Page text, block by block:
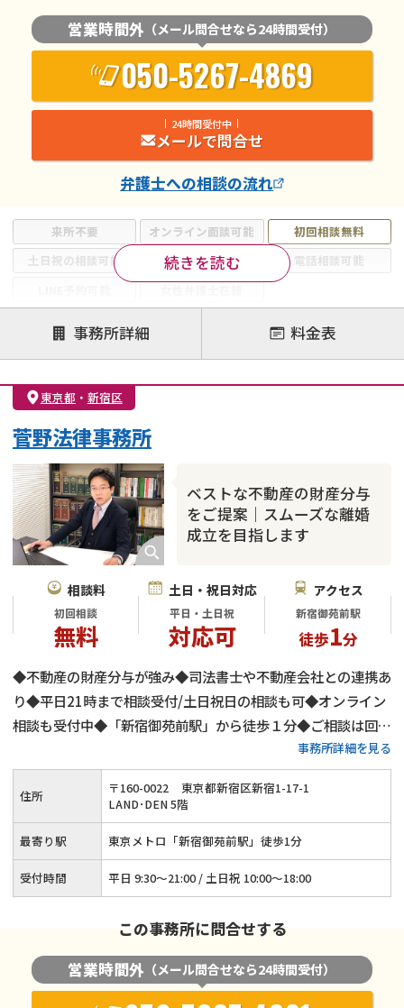
来所不要 オンライン面談可能
初回相談無料
土日祝の相談可能
19時以降電話可能
電話相談可能
注力案件
離婚前相談
離婚調停
離婚裁判
親権・面会交流権
DV
モラハラ
不貞・不倫慰謝料請求
財産分与
続きを読む
営業時間外 （メール問合せなら24時間受付）
050-5267-4869
24時間受付中
メールで問合せ
弁護士への相談の流れ
事務所詳細 料金表
東京都 ・ 新宿区
ベストな不動産の財産分与
をご提案｜スムーズな離婚
成立を目指します
菅野法律事務所
相談料
初回相談
無料
土日・祝日対応
平日・土日祝
対応可
アクセス
新宿御苑前駅
徒歩1分
◆不動産の財産分与が強み◆司法書士や不動産会社との連携あ
り◆平日21時まで相談受付/土日祝日の相談も可◆オンライン
相談も受付中◆「新宿御苑前駅」から徒歩１分◆ご相談は回数
問わず無料◆子の監護に関する相談実績多数◆高齢者の離婚相
談も承ります
事務所詳細を見る
住所 〒160-0022
東京都新宿区新宿1-17-1
LAND･DEN 5階
最寄り駅 東京メトロ「新宿御苑前駅」徒歩1分
受付時間 平日 9:30～21:00 / 土日祝 10:00～18:00
この事務所に問合せする
営業時間外 （メール問合せなら24時間受付）